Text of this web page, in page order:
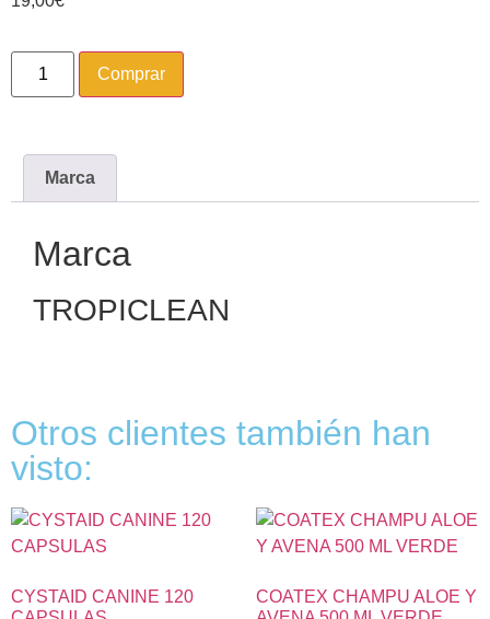
Comprar
Marca
Marca
TROPICLEAN
Otros clientes también han
visto:
CYSTAID CANINE 120
COATEX CHAMPU ALOE Y